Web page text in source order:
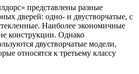
представлены разные
дверей: одно- и двустворчатые, с
Наиболее экономичные
конструкции. Однако
двустворчатые модели,
относятся к третьему классу